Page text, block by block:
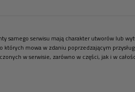
samego serwisu mają charakter utworów lub
mowa w zdaniu poprzedzającym
w serwisie, zarówno w części, jak i w